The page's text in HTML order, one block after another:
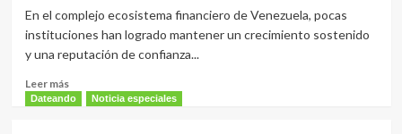
Por
qué
el
Seguro
Salud
Colectivo
En el complejo ecosistema financiero de Venezuela, pocas
instituciones han logrado mantener un crecimiento sostenido
y una reputación de confianza...
Leer másLeer
más
Dateando Noticia especiales